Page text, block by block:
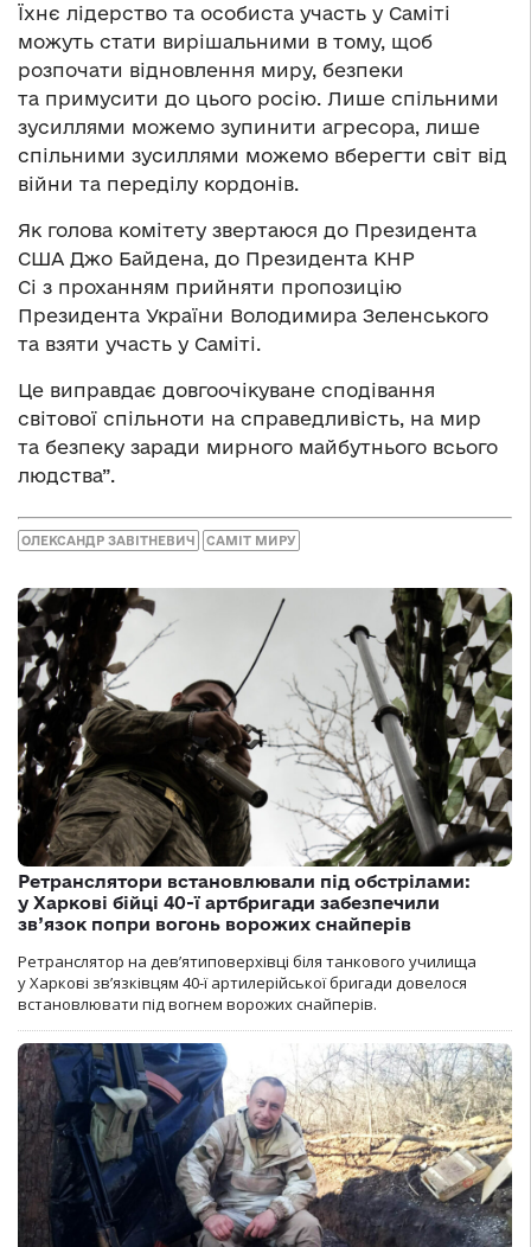
Їхнє лідерство та особиста участь у Саміті
можуть стати вирішальними в тому, щоб
розпочати відновлення миру, безпеки
та примусити до цього росію. Лише спільними
зусиллями можемо зупинити агресора, лише
спільними зусиллями можемо вберегти світ від
війни та переділу кордонів.
Як голова комітету звертаюся до Президента
США Джо Байдена, до Президента КНР
Сі з проханням прийняти пропозицію
Президента України Володимира Зеленського
та взяти участь у Саміті.
Це виправдає довгоочікуване сподівання
світової спільноти на справедливість, на мир
та безпеку заради мирного майбутнього всього
людства”.
ОЛЕКСАНДР ЗАВІТНЕВИЧ САМІТ МИРУ
Ретранслятори встановлювали під обстрілами:
у Харкові бійці 40-ї артбригади забезпечили
зв’язок попри вогонь ворожих снайперів
Ретранслятор на дев’ятиповерхівці біля танкового училища
у Харкові зв’язківцям 40-ї артилерійської бригади довелося
встановлювати під вогнем ворожих снайперів.